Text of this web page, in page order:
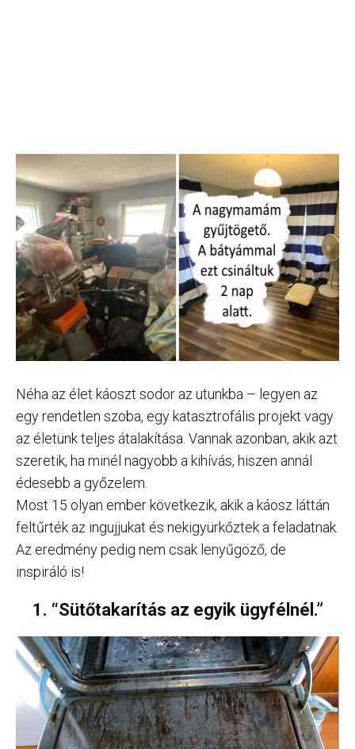
Néha az élet káoszt sodor az utunkba – legyen az
egy rendetlen szoba, egy katasztrofális projekt vagy
az életünk teljes átalakítása. Vannak azonban, akik azt
szeretik, ha minél nagyobb a kihívás, hiszen annál
édesebb a győzelem.
Most 15 olyan ember következik, akik a káosz láttán
feltűrték az ingujjukat és nekigyürkőztek a feladatnak.
Az eredmény pedig nem csak lenyűgöző, de
inspiráló is!
1. “Sütőtakarítás az egyik ügyfélnél.”